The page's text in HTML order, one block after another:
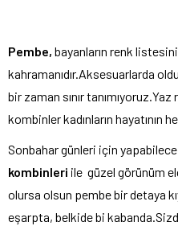
Pembe, bayanların renk
kahramanıdır.Aksesuarlarda
bir zaman sınır
kombinler kadınların hayatının
Sonbahar günleri için
kombinleri ile güzel görünüm
olursa olsun pembe bir detaya
eşarpta, belkide bi